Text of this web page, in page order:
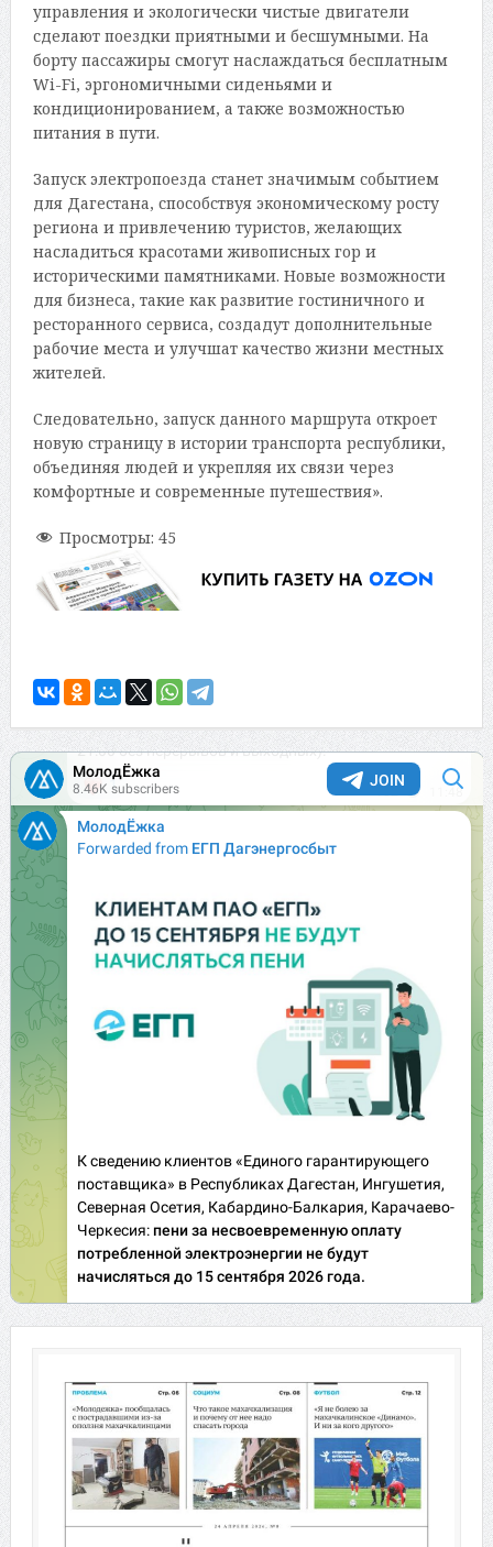
управления и экологически чистые двигатели
сделают поездки приятными и бесшумными. На
борту пассажиры смогут наслаждаться бесплатным
Wi-Fi, эргономичными сиденьями и
кондиционированием, а также возможностью
питания в пути.
Запуск электропоезда станет значимым событием
для Дагестана, способствуя экономическому росту
региона и привлечению туристов, желающих
насладиться красотами живописных гор и
историческими памятниками. Новые возможности
для бизнеса, такие как развитие гостиничного и
ресторанного сервиса, создадут дополнительные
рабочие места и улучшат качество жизни местных
жителей.
Следовательно, запуск данного маршрута откроет
новую страницу в истории транспорта республики,
объединяя людей и укрепляя их связи через
комфортные и современные путешествия».
Просмотры: 45